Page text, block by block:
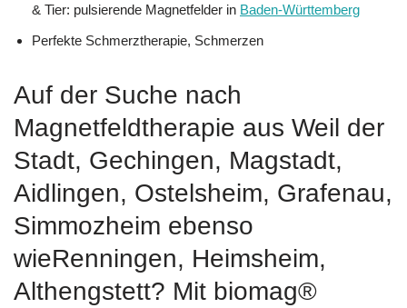
& Tier: pulsierende Magnetfelder in Baden-Württemberg
Perfekte Schmerztherapie, Schmerzen
Auf der Suche nach
Magnetfeldtherapie aus Weil der
Stadt, Gechingen, Magstadt,
Aidlingen, Ostelsheim, Grafenau,
Simmozheim ebenso
wieRenningen, Heimsheim,
Althengstett? Mit biomag®